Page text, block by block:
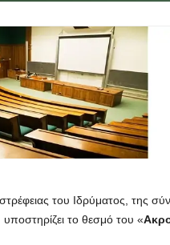
του Ιδρύματος, της
το θεσμό του «